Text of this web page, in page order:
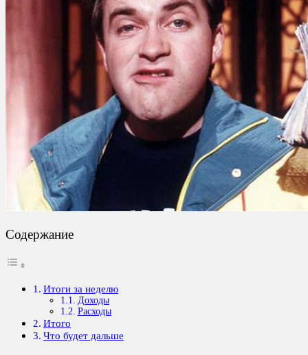
Содержание
Итоги за неделю
Доходы
Расходы
Итого
Что будет дальше